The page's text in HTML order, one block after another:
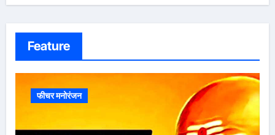
Feature
फीचर मनोरंजन